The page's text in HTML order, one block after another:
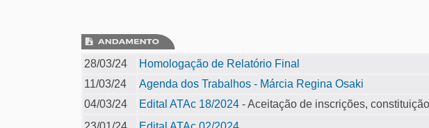
28/03/24
Homologação de Relatório Final
11/03/24
Agenda dos Trabalhos - Márcia Regina Osaki
04/03/24
Edital ATAc 18/2024 - Aceitação de inscrições,